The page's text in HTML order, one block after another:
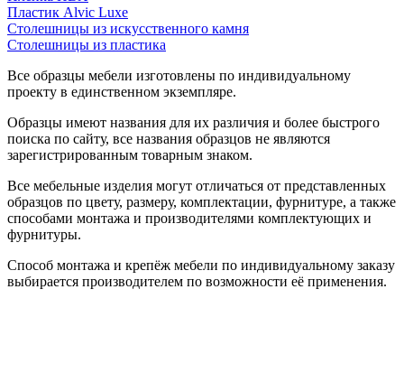
Пластик Alvic Luxe
Столешницы из искусственного камня
Столешницы из пластика
Все образцы мебели изготовлены по индивидуальному
проекту в единственном экземпляре.
Образцы имеют названия для их различия и более быстрого
поиска по сайту, все названия образцов не являются
зарегистрированным товарным знаком.
Все мебельные изделия могут отличаться от представленных
образцов по цвету, размеру, комплектации, фурнитуре, а также
способами монтажа и производителями комплектующих и
фурнитуры.
Способ монтажа и крепёж мебели по индивидуальному заказу
выбирается производителем по возможности её применения.